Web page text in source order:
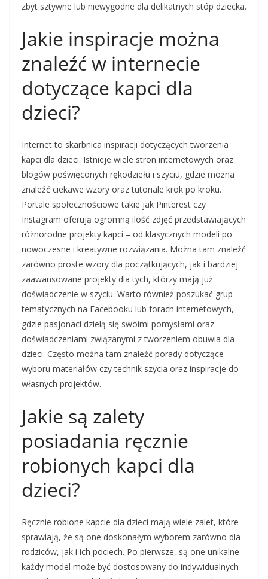
zbyt sztywne lub niewygodne dla delikatnych stóp dziecka.
Jakie inspiracje można
znaleźć w internecie
dotyczące kapci dla
dzieci?
Internet to skarbnica inspiracji dotyczących tworzenia
kapci dla dzieci. Istnieje wiele stron internetowych oraz
blogów poświęconych rękodziełu i szyciu, gdzie można
znaleźć ciekawe wzory oraz tutoriale krok po kroku.
Portale społecznościowe takie jak Pinterest czy
Instagram oferują ogromną ilość zdjęć przedstawiających
różnorodne projekty kapci – od klasycznych modeli po
nowoczesne i kreatywne rozwiązania. Można tam znaleźć
zarówno proste wzory dla początkujących, jak i bardziej
zaawansowane projekty dla tych, którzy mają już
doświadczenie w szyciu. Warto również poszukać grup
tematycznych na Facebooku lub forach internetowych,
gdzie pasjonaci dzielą się swoimi pomysłami oraz
doświadczeniami związanymi z tworzeniem obuwia dla
dzieci. Często można tam znaleźć porady dotyczące
wyboru materiałów czy technik szycia oraz inspiracje do
własnych projektów.
Jakie są zalety
posiadania ręcznie
robionych kapci dla
dzieci?
Ręcznie robione kapcie dla dzieci mają wiele zalet, które
sprawiają, że są one doskonałym wyborem zarówno dla
rodziców, jak i ich pociech. Po pierwsze, są one unikalne –
każdy model może być dostosowany do indywidualnych